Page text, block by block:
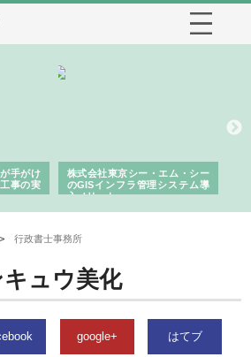
手がけ
事の実
株式会社東京シー・エム・シー
のGISインフラ管理システム導
入メリット
行政書士事務所
ュウ美化
google+ はてブ